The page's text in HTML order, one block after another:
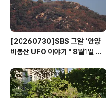
[20260730]SBS 그알 "안양
비봉산 UFO 이야기 " 8월1일 방